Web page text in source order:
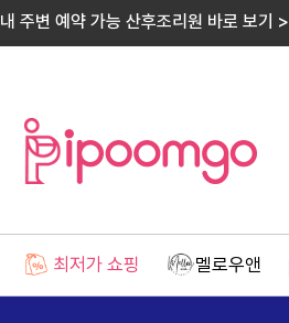
내 주변 예약 가능 산후조리원 바로 보기 >
최저가 쇼핑 멜로우앤